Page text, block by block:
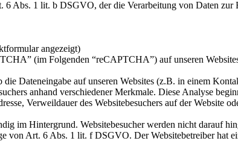
Abs. 1 lit. b DSGVO, der die Verarbeitung von Daten zur
angezeigt)
(im Folgenden “reCAPTCHA”) auf unseren
Dateneingabe auf unseren Websites (z.B. in einem
anhand verschiedener Merkmale. Diese Analyse
Verweildauer des Websitebesuchers auf der Website
im Hintergrund. Websitebesucher werden nicht darauf
von Art. 6 Abs. 1 lit. f DSGVO. Der Websitebetreiber hat